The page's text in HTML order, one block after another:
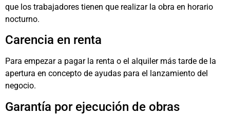
que los trabajadores tienen que realizar la obra en horario
nocturno.
Carencia en renta
Para empezar a pagar la renta o el alquiler más tarde de la
apertura en concepto de ayudas para el lanzamiento del
negocio.
Garantía por ejecución de obras